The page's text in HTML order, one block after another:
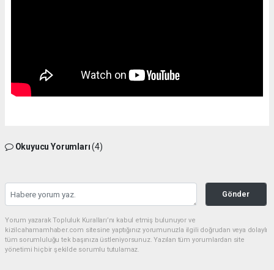
Okuyucu Yorumları(4)
Gönder
Yorum yazarak Topluluk Kuralları’nı kabul etmiş bulunuyor ve
kizilcahamamhaber.com sitesine yaptığınız yorumunuzla ilgili doğrudan veya dolaylı
tüm sorumluluğu tek başınıza üstleniyorsunuz. Yazılan tüm yorumlardan site
yönetimi hiçbir şekilde sorumlu tutulamaz.